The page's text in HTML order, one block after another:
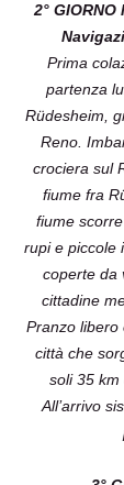
2°
Prima
partenza
Rüdesheim,
Reno.
crociera sul
fiume fra
fiume
rupi e piccole
coperte da
cittadine
Pranzo libero
città che
soli 35 km
All’arrivo